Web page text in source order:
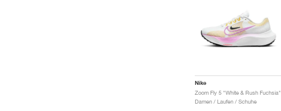
Nike
Zoom Fly 5 "White & Rush Fuchsia"
Damen / Laufen / Schuhe